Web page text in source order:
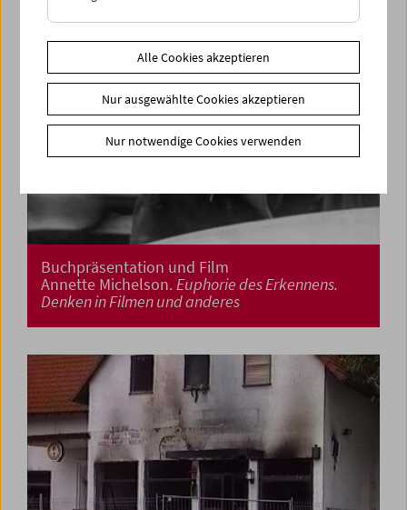
Buchpräsentation und Film
Annette Michelson.Euphorie des Erkennens.
Denken in Filmen und anderes
Alle Cookies akzeptieren
Nur ausgewählte Cookies akzeptieren
Nur notwendige Cookies verwenden